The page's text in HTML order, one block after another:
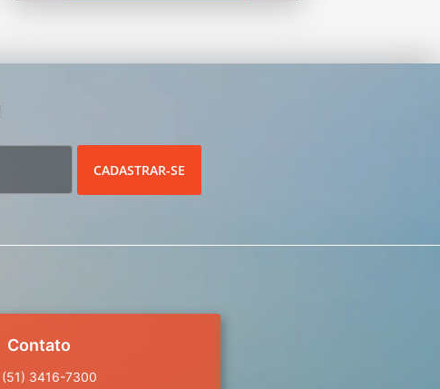
CADASTRAR-SE
Contato
(51) 3416-7300